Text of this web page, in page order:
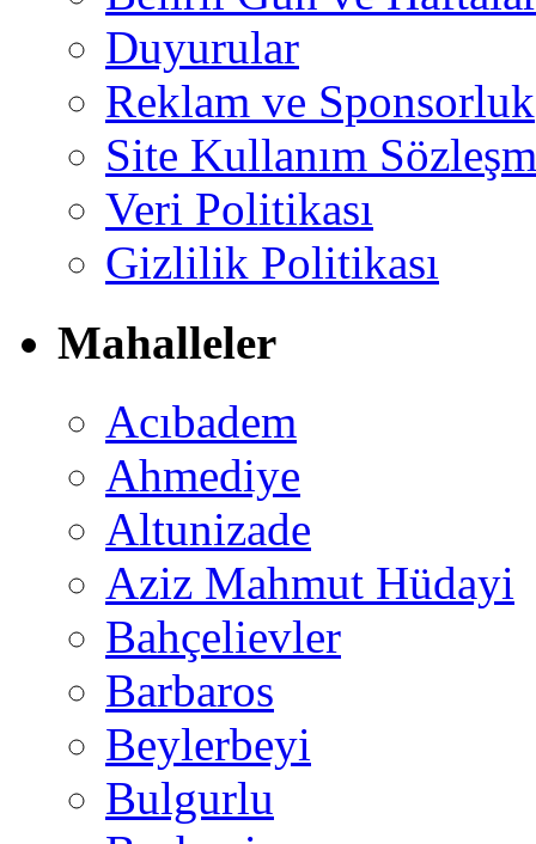
Duyurular
Reklam ve Sponsorluk
Site Kullanım
Veri Politikası
Gizlilik Politikası
Mahalleler
Acıbadem
Ahmediye
Altunizade
Aziz Mahmut Hüdayi
Bahçelievler
Barbaros
Beylerbeyi
Bulgurlu